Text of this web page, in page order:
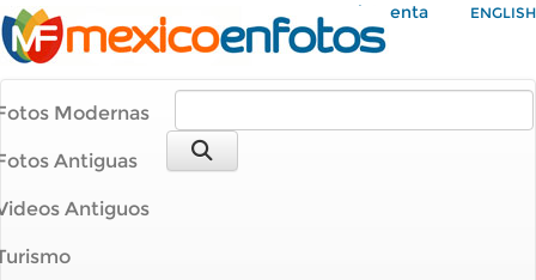
Mi Cuenta ENGLISH
Modernas
Antiguas
Antiguos